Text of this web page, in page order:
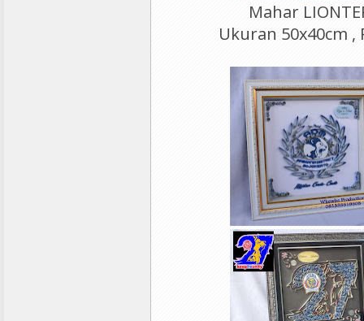
Mahar
Ukuran 50x40cm